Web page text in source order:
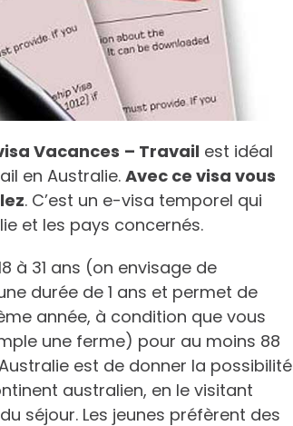
Vacances – Travail est idéal
en Australie. Avec ce visa vous
. C’est un e-visa temporel qui
et les pays concernés.
à 31 ans (on envisage de
durée de 1 ans et permet de
année, à condition que vous
une ferme) pour au moins 88
est de donner la possibilité
australien, en le visitant
séjour. Les jeunes préfèrent des